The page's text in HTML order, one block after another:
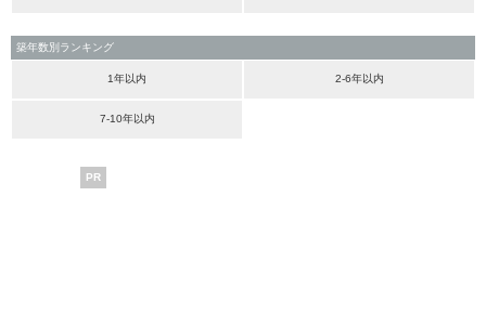
築年数別ランキング
1年以内 2-6年以内
7-10年以内
PR